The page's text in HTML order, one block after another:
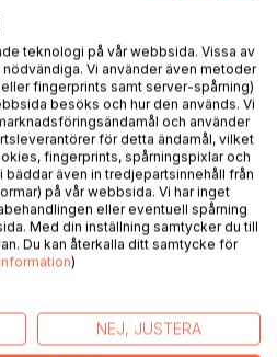
of your favorite true crime
another murder podcast.
and stop at the headline about
by the most unthinkable
platform? Why do we buy
listen breathlessly to the details
teknologi på vår webbsida. Vissa av
Vi använder även metoder
fingerprints samt server-spårning)
besöks och hur den används. Vi
och använder
för detta ändamål, vilket
fingerprints, spårningspixlar och
bäddar även in tredjepartsinnehåll från
på vår webbsida. Vi har inget
eller eventuell spårning
Med din inställning samtycker du till
Du kan återkalla ditt samtycke för
)
NEJ, JUSTERA